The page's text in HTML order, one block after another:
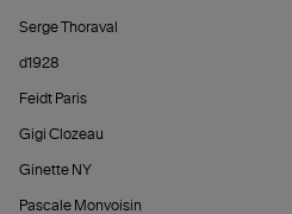
Serge Thoraval
d1928
Feidt Paris
Gigi Clozeau
Ginette NY
Pascale Monvoisin